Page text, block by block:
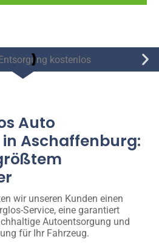
Auto
Aschaffenburg:
wir unseren Kunden einen
Service, eine garantiert
Autoentsorgung und
für Ihr Fahrzeug.